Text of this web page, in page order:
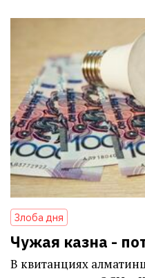
Злоба дня
Чужая казна -
В квитанциях